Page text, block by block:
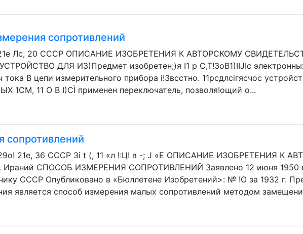
сопротивлений
Лс, 20 СССР ОПИСАНИЕ ИЗОБРЕТЕНИЯ К АВТОРСКОМУ
ДЛЯ ИЗ)Предмет изобретен;)я I1 p C,T!3oB1)IIJIc
В цепи измерительного прибора i!3всстно. 11рсдлciгясчос
1СМ, 11 О В I)CÌ применен переключатель, позволя!ощий о...
сопротивлений
21е, 36 СССР 3i t (, 11 «л !:Ц! в -; J «Е ОПИСАНИЕ ИЗОБРЕТЕНИЯ К
СПОСОБ ИЗМЕРЕНИЯ СОПРОТИВЛЕНИЙ Заявлено 12 июня 1950
СССР Опубликовано в «Бюллетене Изобретений>: № !О за 1932 г.
является способ измерения малых сопротивлений методом